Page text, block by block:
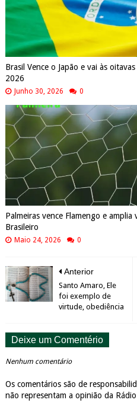
Brasil Vence o Japão e vai às
2026
Junho 30, 2026 0
Palmeiras vence Flamengo e
Brasileiro
Maio 24, 2026 0
Anterior
Santo Amaro, Ele
foi exemplo de
virtude, obediência
Deixe um Comentério
Nenhum comentário
Os comentários são de
não representam a opinião da Rádio